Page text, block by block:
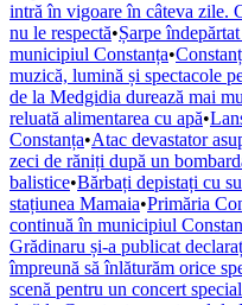
intră în vigoare în câteva zile.
nu le respectă•Șarpe
municipiul Constanța•
muzică, lumină și spectacole
de la Medgidia durează mai
reluată alimentarea cu apă•
Constanța•Atac devastator
zeci de răniți după un
balistice•Bărbați depistați cu
stațiunea Mamaia•Primăria
continuă în municipiul
Grădinaru și-a publicat
împreună să înlăturăm orice
scenă pentru un concert